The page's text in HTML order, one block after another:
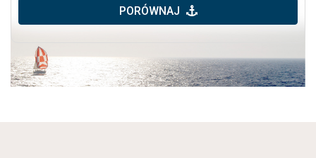
PORÓWNAJ